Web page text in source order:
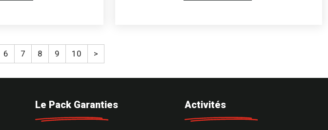
6 7 8 9 10 >
Le Pack Garanties Activités